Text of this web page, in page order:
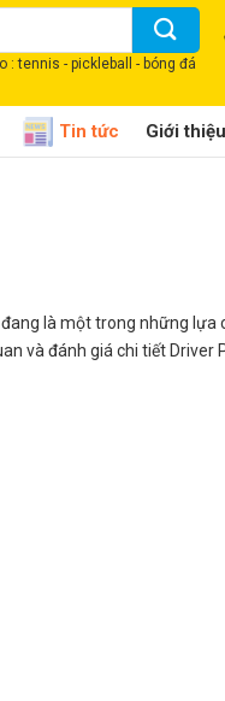
: tennis - pickleball - bóng đá
Tin tức Giới thiệu
là một trong những lựa
và đánh giá chi tiết Driver